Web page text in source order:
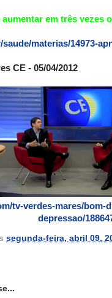
em três vezes
materias/14973-
CE - 05/04/2012
tv-verdes-mares/bom-
depressao/
segunda-feira, abril 09,